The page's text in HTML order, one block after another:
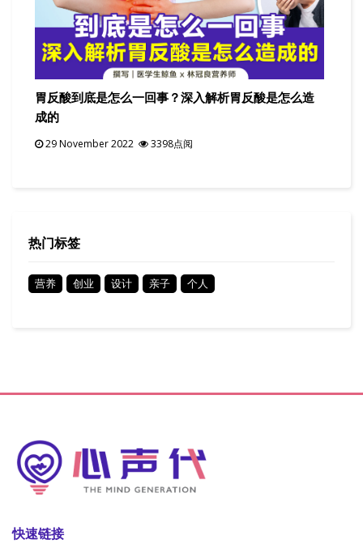
胃反酸到底是怎么一回事？深入解析胃反酸是怎么造
成的
29 November 2022 3398点阅
热门标签
营养 创业 设计 亲子 个人
快速链接